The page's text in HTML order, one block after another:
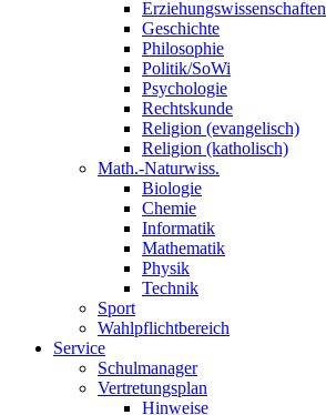
Erziehungswissenschaften
Geschichte
Philosophie
Politik/SoWi
Psychologie
Rechtskunde
Religion (evangelisch)
Religion (katholisch)
Math.-Naturwiss.
Biologie
Chemie
Informatik
Mathematik
Physik
Technik
Sport
Wahlpflichtbereich
Service
Schulmanager
Vertretungsplan
Hinweise